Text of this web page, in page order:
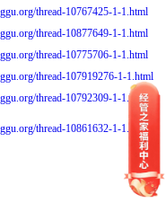
thread-10767425-1-1.html
thread-10877649-1-1.html
thread-10775706-1-1.html
thread-107919276-1-1.html
thread-10792309-1-1.html
thread-10861632-1-1.html